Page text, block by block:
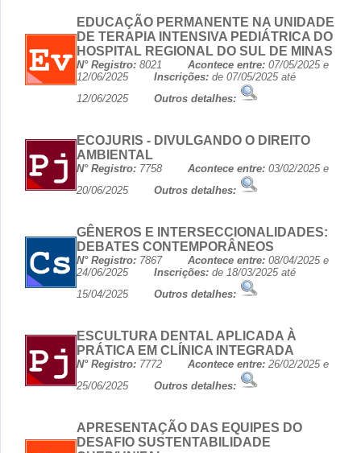
EDUCAÇÃO PERMANENTE NA UNIDADE
DE TERAPIA INTENSIVA PEDIÁTRICA DO
HOSPITAL REGIONAL DO SUL DE MINAS
N° Registro: 8021 Acontece entre: 07/05/2025 e
12/06/2025 Inscrições: de 07/05/2025 até
12/06/2025 Outros detalhes:
ECOJURIS - DIVULGANDO O DIREITO
AMBIENTAL
N° Registro: 7758 Acontece entre: 03/02/2025 e
20/06/2025 Outros detalhes:
GÊNEROS E INTERSECCIONALIDADES:
DEBATES CONTEMPORÂNEOS
N° Registro: 7867 Acontece entre: 08/04/2025 e
24/06/2025 Inscrições: de 18/03/2025 até
15/04/2025 Outros detalhes:
ESCULTURA DENTAL APLICADA À
PRÁTICA EM CLÍNICA INTEGRADA
N° Registro: 7772 Acontece entre: 26/02/2025 e
25/06/2025 Outros detalhes:
APRESENTAÇÃO DAS EQUIPES DO
DESAFIO SUSTENTABILIDADE